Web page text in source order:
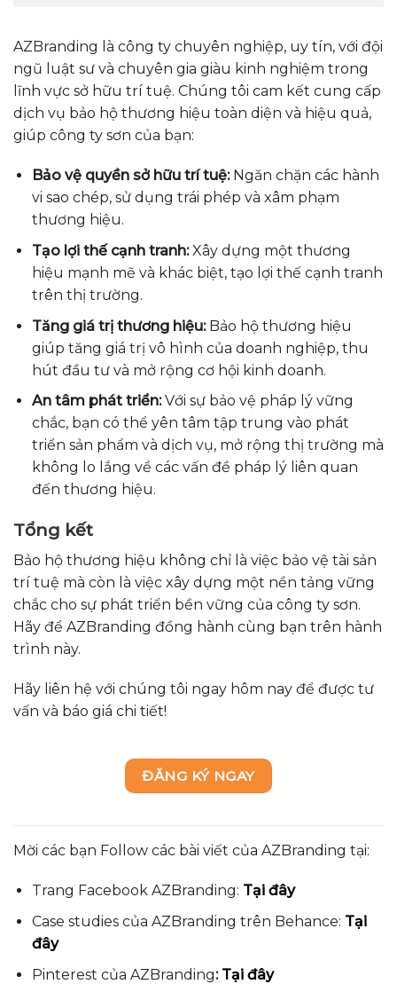
AZBranding là công ty chuyên nghiệp, uy tín, với đội
ngũ luật sư và chuyên gia giàu kinh nghiệm trong
lĩnh vực sở hữu trí tuệ. Chúng tôi cam kết cung cấp
dịch vụ bảo hộ thương hiệu toàn diện và hiệu quả,
giúp công ty sơn của bạn:
Bảo vệ quyền sở hữu trí tuệ:Ngăn chặn các hành
vi sao chép, sử dụng trái phép và xâm phạm
thương hiệu.
Tạo lợi thế cạnh tranh:Xây dựng một thương
hiệu mạnh mẽ và khác biệt, tạo lợi thế cạnh tranh
trên thị trường.
Tăng giá trị thương hiệu:Bảo hộ thương hiệu
giúp tăng giá trị vô hình của doanh nghiệp, thu
hút đầu tư và mở rộng cơ hội kinh doanh.
An tâm phát triển:Với sự bảo vệ pháp lý vững
chắc, bạn có thể yên tâm tập trung vào phát
triển sản phẩm và dịch vụ, mở rộng thị trường mà
không lo lắng về các vấn đề pháp lý liên quan
đến thương hiệu.
Tổng kết
Bảo hộ thương hiệu không chỉ là việc bảo vệ tài sản
trí tuệ mà còn là việc xây dựng một nền tảng vững
chắc cho sự phát triển bền vững của công ty sơn.
Hãy để AZBranding đồng hành cùng bạn trên hành
trình này.
Hãy liên hệ với chúng tôi ngay hôm nay để được tư
vấn và báo giá chi tiết!
ĐĂNG KÝ NGAY
Mời các bạn Follow các bài viết của AZBranding tại:
Trang Facebook AZBranding: Tại đây
Case studies của AZBranding trên Behance: Tại
đây
Pinterest của AZBranding:Tại đây